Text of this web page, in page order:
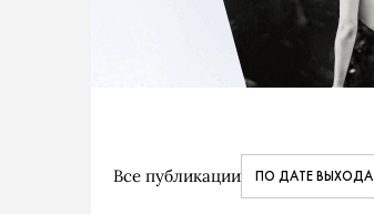
Все публикации ПО ДАТЕ ВЫХОДА